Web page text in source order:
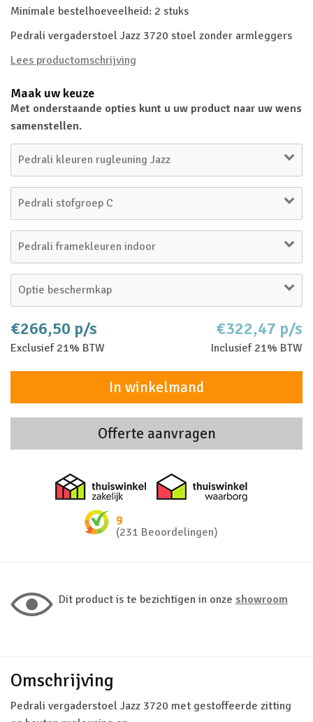
Minimale bestelhoeveelheid: 2 stuks
Pedrali vergaderstoel Jazz 3720 stoel zonder armleggers
Lees productomschrijving
Maak uw keuze
Met onderstaande opties kunt u uw product naar uw wens
samenstellen.
Pedrali kleuren rugleuning Jazz
Pedrali stofgroep C
Pedrali framekleuren indoor
Optie beschermkap
€266,50 p/s
Exclusief 21% BTW
€322,47 p/s
Inclusief 21% BTW
In winkelmand
Offerte aanvragen
Thuiswinkel zakelijk
9
(231 Beoordelingen)
Dit product is te bezichtigen in onze showroom
Omschrijving
Pedrali vergaderstoel Jazz 3720 met gestoffeerde zitting